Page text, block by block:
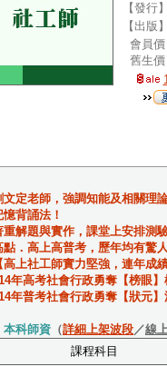
【發行
【出版
會員價
舊生價
文定老師，強調知能及相關理
憶背誦法！
重解題與實作，課堂上安排測
點．高上高普考，歷年均有驚
高上社工師實力堅強，連年成
年高考社會行政勇奪【榜眼
年普考社會行政勇奪【狀元
本科師資 （詳細上架波段／線
課程科目